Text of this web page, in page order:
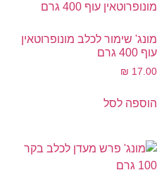
מונג' שימור לכלב מונופרוטאין
עוף 400 גרם
₪ 17.00
הוספה לסל